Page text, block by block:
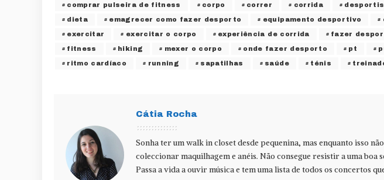
comprar pulseira de fitness corpo correr corrida
dieta emagrecer como fazer desporto equipamento desportivo
exercitar exercitar o corpo experiência de corrida fazer
fitness hiking mexer o corpo onde fazer desporto pt
ritmo cardíaco running sapatilhas saúde ténis
Cátia Rocha
Sonha ter um walk in closet desde pequenina, mas enquanto isso
coleccionar maquilhagem e anéis. Não consegue resistir a uma boa
Passa a vida a ouvir música e tem uma lista de todos os concertos